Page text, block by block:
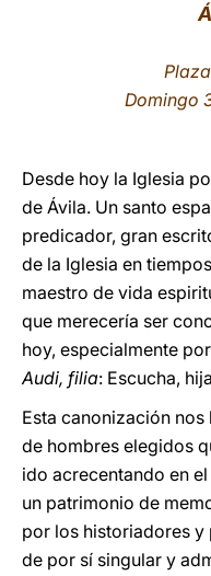
Domingo
Desde hoy la Iglesia
de Ávila. Un santo
predicador, gran
de la Iglesia en
maestro de vida
que merecería ser
hoy, especialmente
Audi, filia: Escucha,
Esta canonización
de hombres elegidos
ido acrecentando en
un patrimonio de
por los historiadores
de por sí singular y